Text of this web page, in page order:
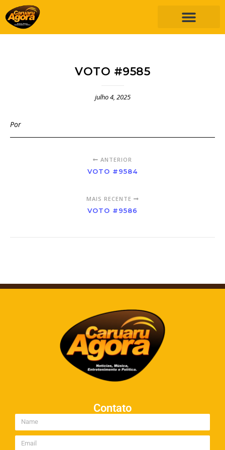
VOTO #9585
julho 4, 2025
Por
ANTERIOR
VOTO #9584
MAIS RECENTE
VOTO #9586
Contato